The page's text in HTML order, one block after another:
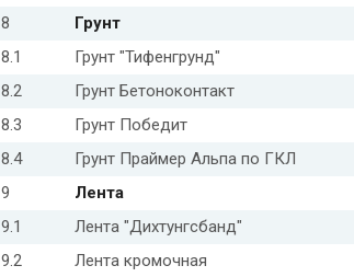
8
Грунт
8.1
Грунт "Тифенгрунд"
8.2
Грунт Бетоноконтакт
8.3
Грунт Победит
8.4
Грунт Праймер Альпа по ГКЛ
9
Лента
9.1
Лента "Дихтунгсбанд"
9.2
Лента кромочная